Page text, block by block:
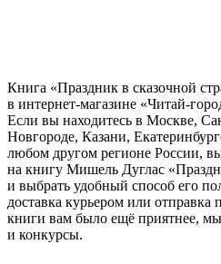
Книга «Праздник в сказочной
в интернет-магазине «Читай-
Если вы находитесь в Москве,
Новгороде, Казани,
любом другом регионе России,
на книгу Мишель Дуглас
и выбрать удобный способ его
доставка курьером или
книги вам было ещё приятнее,
и конкурсы.